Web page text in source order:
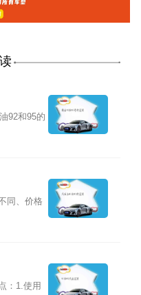
92和95的
同、价格
：1.使用